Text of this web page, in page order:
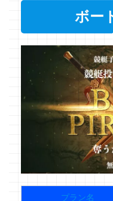
ボー
プラン名